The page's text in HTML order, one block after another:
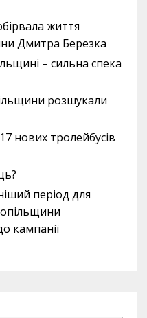
життя
Дмитра Березка
– сильна спека
розшукали
нових тролейбусів
період для
кампанії